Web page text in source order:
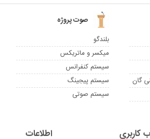
گان
صوت پروژه
بلندگو
میکسر و ماتریکس
سیستم کنفرانس
سیستم پیجینگ
سیستم صوتی
کاربری اطلاعات